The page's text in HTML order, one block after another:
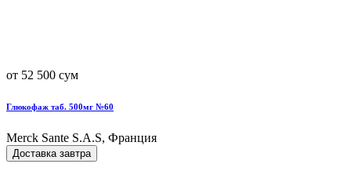
от 52 500 сум
Глюкофаж таб. 500мг №60
Merck Sante S.A.S, Франция
Доставка завтра